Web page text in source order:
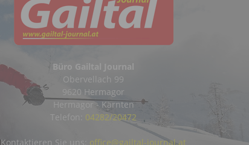
Büro Gailtal Journal
Obervellach 99
9620 Hermagor
Hermagor - Kärnten
Telefon: 04282/20472
Kontaktieren Sie uns: office@gailtal-journal.at